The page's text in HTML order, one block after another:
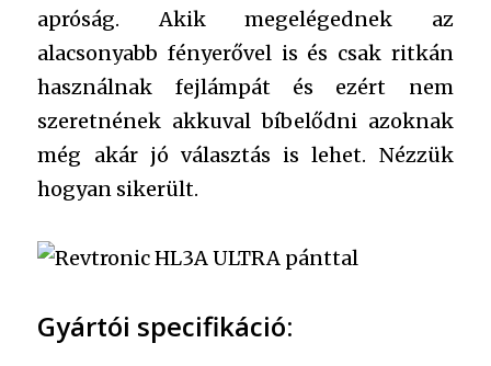
apróság. Akik megelégednek az
alacsonyabb fényerővel is és csak ritkán
használnak fejlámpát és ezért nem
szeretnének akkuval bíbelődni azoknak
még akár jó választás is lehet. Nézzük
hogyan sikerült.
Gyártói specifikáció: